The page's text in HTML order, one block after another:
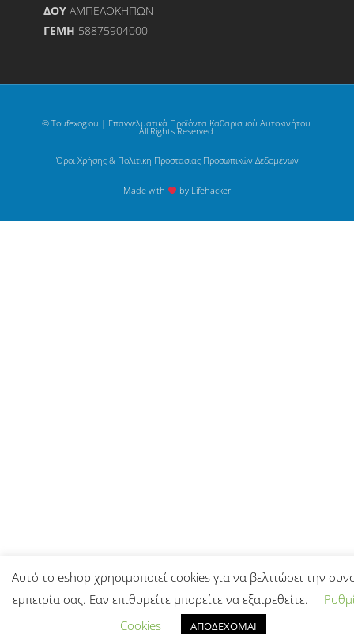
ΔΟΥΑΜΠΕΛΟΚΗΠΩΝ
ΓΕΜΗ 58875904000
© Toufexoglou | Επαγγελματικά Προϊόντα Καθαρισμού Αυτοκινήτου.
All Rights Reserved.
Όροι Χρήσης & Πολιτική Προστασίας Προσωπικών Δεδομένων
Made with by Lifehacker
Αυτό το eshop χρησιμοποιεί cookies για να βελτιώσει την
εμπειρία σας. Εαν επιθυμείτε μπορείτε να εξαιρεθείτε.
Cookies
ΑΠΟΔΕΧΟΜΑΙ